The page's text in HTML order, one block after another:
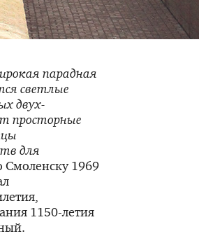
парадная
светлые
двух-
просторные
для
Смоленску 1969
1150-летия